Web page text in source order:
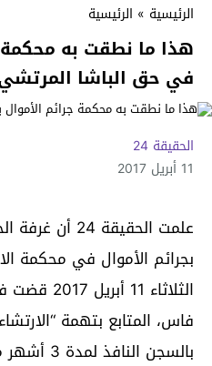
الرئيسية » الرئيسية
هذا ما نطقت به
في حق الباشا
الحقيقة 24
11 أبريل 2017
علمت الحقيقة
بجرائم الأموال في محكمة
الثلاثاء
فاس، المتابع بتهمة